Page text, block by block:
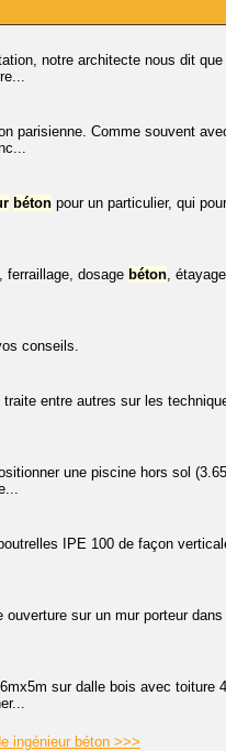
notre architecte nous dit
parisienne. Comme souvent
béton pour un particulier, qui
ferraillage, dosage béton,
conseils.
entre autres sur les
une piscine hors sol
IPE 100 de façon
ouverture sur un mur porteur
sur dalle bois avec toiture
ingénieur béton >>>